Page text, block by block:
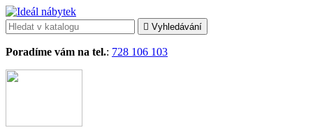
 Vyhledávání
Poradíme vám na tel.: 728 106 103